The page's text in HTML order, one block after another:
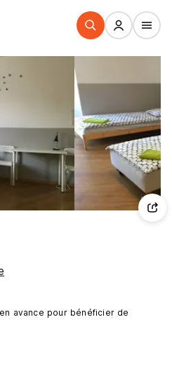
avance pour bénéficier de